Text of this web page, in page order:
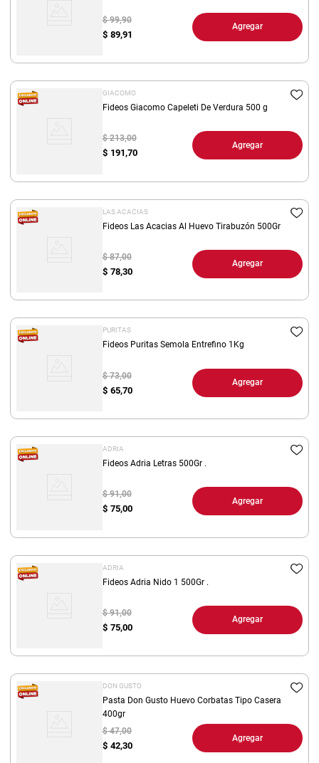
$ 89,91
$ 99,90
Agregar
GIACOMO
Fideos Giacomo Capeleti De Verdura 500 g
$ 191,70
$ 213,00
Agregar
LAS ACACIAS
Fideos Las Acacias Al Huevo Tirabuzón 500Gr
$ 78,30
$ 87,00
Agregar
PURITAS
Fideos Puritas Semola Entrefino 1Kg
$ 65,70
$ 73,00
Agregar
ADRIA
Fideos Adria Letras 500Gr .
$ 75,00
$ 91,00
Agregar
ADRIA
Fideos Adria Nido 1 500Gr .
$ 75,00
$ 91,00
Agregar
DON GUSTO
Pasta Don Gusto Huevo Corbatas Tipo Casera
400gr
$ 42,30
$ 47,00
Agregar